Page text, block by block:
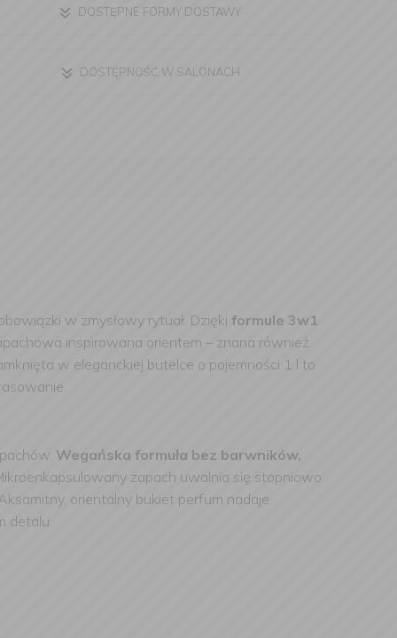
DOSTĘPNE FORMY DOSTAWY
DOSTĘPNOŚĆ W SALONACH
w zmysłowy rytuał. Dzięki formule 3w1
inspirowana orientem – znana również
w eleganckiej butelce o pojemności 1 l to
Wegańska formuła bez barwników,
zapach uwalnia się stopniowo
orientalny bukiet perfum nadaje
detalu.